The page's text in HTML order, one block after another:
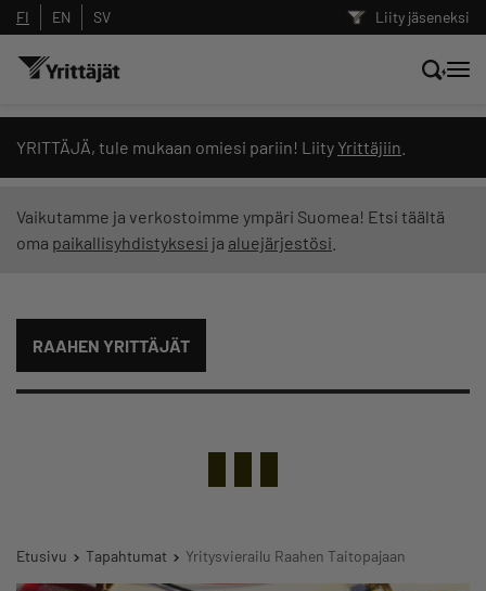
Liity jäseneksi
FI EN SV
YRITTÄJÄ, tule mukaan omiesi pariin! Liity Yrittäjiin
Vaikutamme ja verkostoimme ympäri Suomea! Etsi täältä
oma paikallisyhdistyksesi ja aluejärjestösi
RAAHEN YRITTÄJÄT
Etusivu Tapahtumat Yritysvierailu Raahen Taitopajaan
Hae sivustolta tai kysy suoraan
Yrittäjien tekoälyltä
Suodata hakutuloksia: näytä kaikki sisältö